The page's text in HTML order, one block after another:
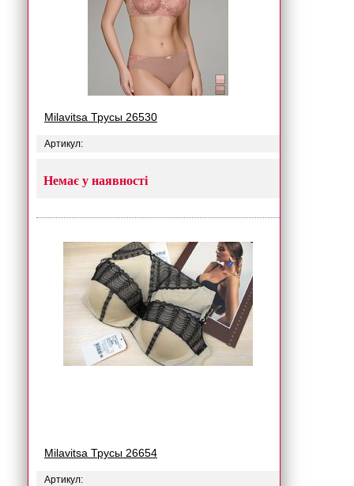
Milavitsa Трусы 26530
Артикул:
Немає у наявності
Milavitsa Трусы 26654
Артикул: